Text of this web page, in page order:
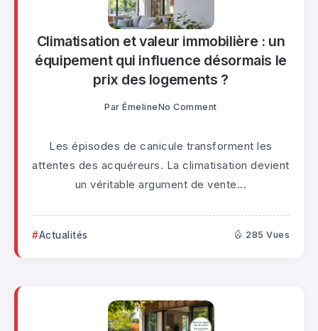
Climatisation et valeur immobilière : un
équipement qui influence désormais le
prix des logements ?
Par ÉmelineNo Comment
Les épisodes de canicule transforment les
attentes des acquéreurs. La climatisation devient
un véritable argument de vente...
Actualités 285 Vues